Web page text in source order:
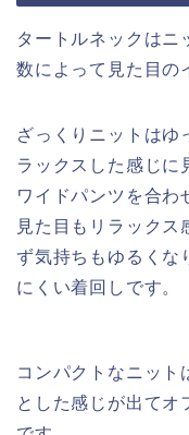
タートルネックはニ
数によって見た目の
ざっくりニットはゆ
ラックスした感じに
ワイドパンツを合わ
見た目もリラックス
ず気持ちもゆるくな
にくい着回しです。
コンパクトなニット
とした感じが出てオ